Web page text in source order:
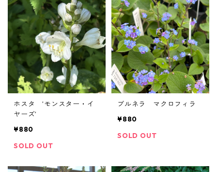
ホスタ ’モンスター・イ
ヤーズ’
¥880
SOLD OUT
ブルネラ マクロフィラ
¥880
SOLD OUT